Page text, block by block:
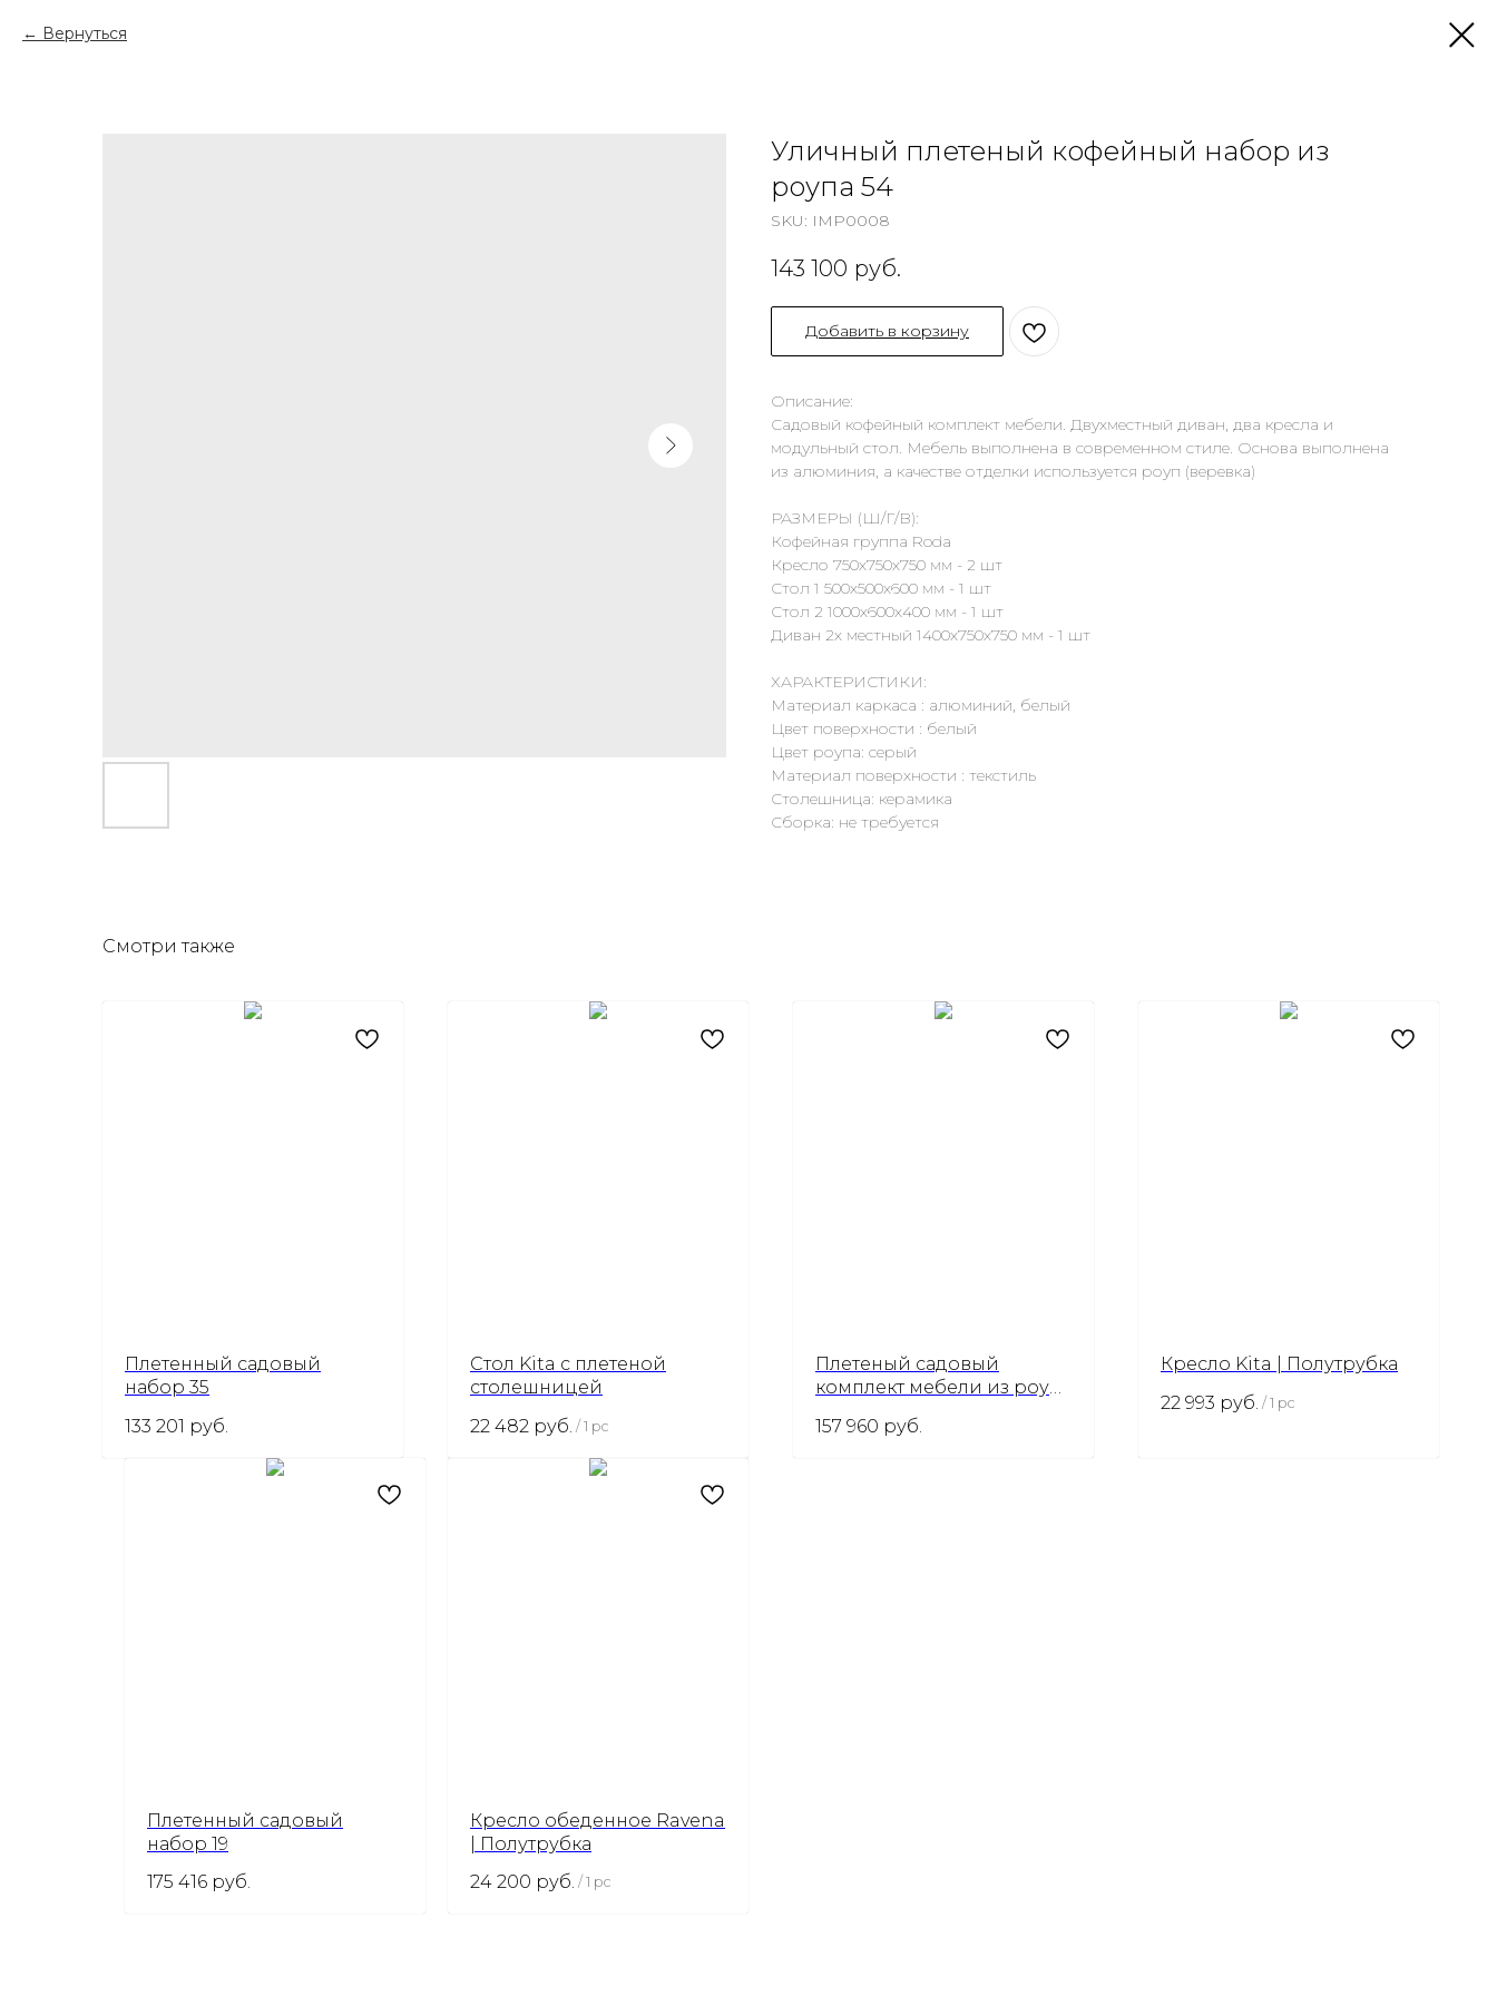
Вернуться
Уличный плетеный кофейный набор из
роупа 54
SKU: IMP0008
143 100 руб.
Добавить в корзину
Описание:
Садовый кофейный комплект мебели. Двухместный диван, два кресла и
модульный стол. Мебель выполнена в современном стиле. Основа выполнена
из алюминия, а качестве отделки используется роуп (веревка)
РАЗМЕРЫ (Ш/Г/В):
Кофейная группа Roda
Кресло 750х750х750 мм - 2 шт
Стол 1 500х500х600 мм - 1 шт
Стол 2 1000х600х400 мм - 1 шт
Диван 2х местный 1400х750х750 мм - 1 шт
ХАРАКТЕРИСТИКИ:
Материал каркаса : алюминий, белый
Цвет поверхности : белый
Цвет роупа: серый
Материал поверхности : текстиль
Столешница: керамика
Сборка: не требуется
Смотри также
Плетенный садовый
набор 35
133 201 руб.
Стол Kita с плетеной
столешницей
22 482 руб. / 1 pc
Плетеный садовый
комплект мебели из роупа
157 960 руб.
Кресло Kita | Полутрубка
22 993 руб. / 1 pc
Плетенный садовый
набор 19
175 416 руб.
Кресло обеденное Ravena
| Полутрубка
24 200 руб. / 1 pc